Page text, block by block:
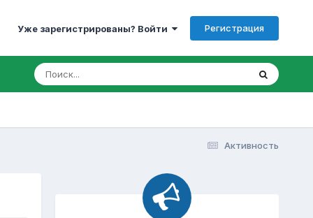
Уже зарегистрированы? Войти Регистрация
Активность